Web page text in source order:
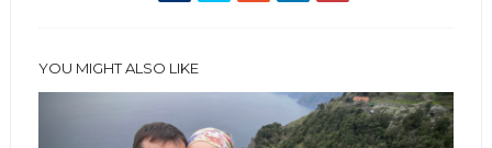
YOU MIGHT ALSO LIKE